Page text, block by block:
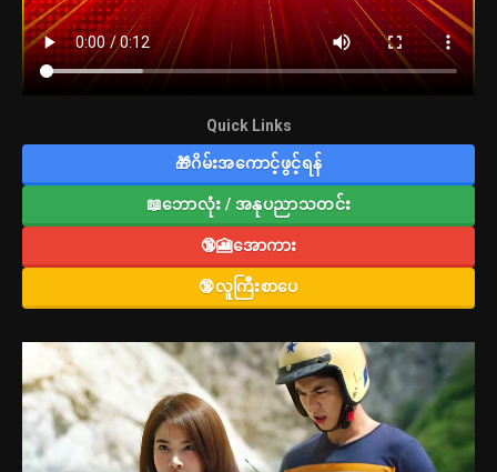
Quick Links
🎁ဂိမ်းအကောင့်ဖွင့်ရန်
📖ဘောလုံး / အနုပညာသတင်း
🔞🎦အောကား
🔞လူကြီးစာပေ